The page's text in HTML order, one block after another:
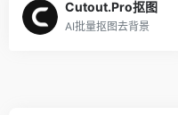
Cutout.Pro抠图
AI批量抠图去背景